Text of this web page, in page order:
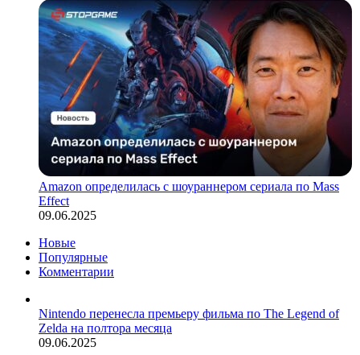
Amazon определилась с шоураннером сериала по Mass
Effect
09.06.2025
Новые
Популярные
Комментарии
Nintendo перенесла премьеру фильма по The Legend of
Zelda на полтора месяца
09.06.2025